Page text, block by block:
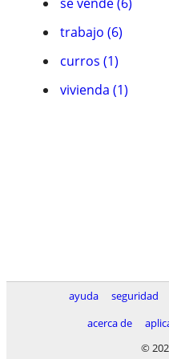
trabajo (6)
curros (1)
vivienda (1)
ayuda seguridad
acerca de
©